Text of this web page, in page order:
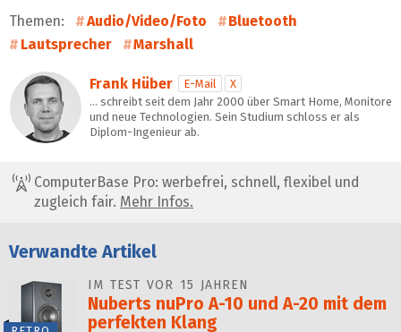
Themen: Audio/Video/Foto
Bluetooth
Lautsprecher
Marshall
Frank Hüber E-Mail
X
… schreibt seit dem Jahr 2000 über Smart Home, Monitore
und neue Technologien. Sein Studium schloss er als
Diplom-Ingenieur ab.
ComputerBase Pro: werbefrei, schnell, flexibel und
zugleich fair. Mehr Infos.
Verwandte Artikel
IM TEST VOR 15 JAHREN
Nuberts nuPro A-10 und A-20 mit dem
perfekten Klang